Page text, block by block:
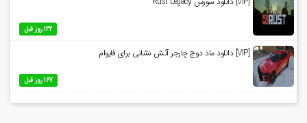
132 روز قبل
[VIP] دانلود ماد دوج چارجر آتش نشانی برای فایوام
167 روز قبل